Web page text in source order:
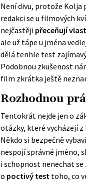
Není divu, protože
redakci se u filmových
nejčastěji přeceňují
ale už tápe u jména
dělá tenhle test
Podobnou zkušenost
film zkrátka ještě
Rozhodnou
Tentokrát nejde jen o
otázky, které vycházejí
Někdo si bezpečně
nespojí správné jméno,
i schopnost nenechat
o poctivý test toho, co